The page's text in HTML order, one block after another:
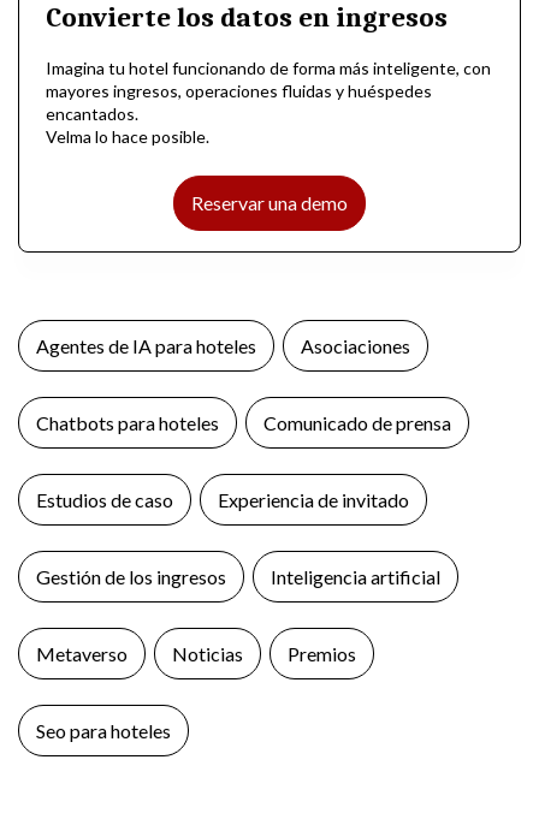
Convierte los datos en ingresos
Imagina tu hotel funcionando de forma más inteligente, con
mayores ingresos, operaciones fluidas y huéspedes
encantados.
Velma lo hace posible.
Reservar una demo
Agentes de IA para hoteles Asociaciones
Chatbots para hoteles Comunicado de prensa
Estudios de caso Experiencia de invitado
Gestión de los ingresos Inteligencia artificial
Metaverso Noticias Premios
Seo para hoteles